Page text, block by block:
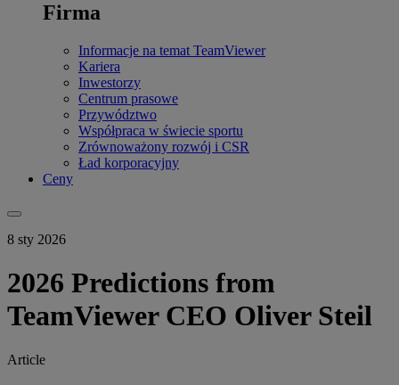
Firma
Informacje na temat TeamViewer
Kariera
Inwestorzy
Centrum prasowe
Przywództwo
Współpraca w świecie sportu
Zrównoważony rozwój i CSR
Ład korporacyjny
Ceny
8 sty 2026
2026 Predictions from
TeamViewer CEO Oliver Steil
Article